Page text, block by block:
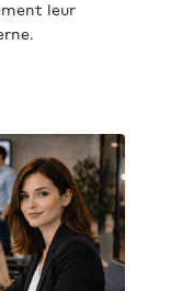
leur